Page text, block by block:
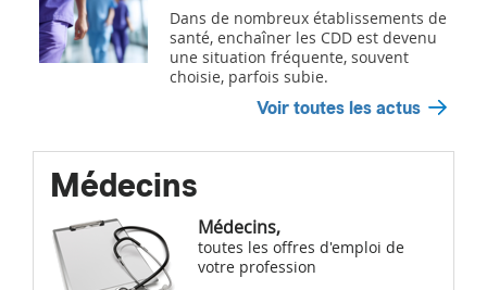
Dans de nombreux établissements de
santé, enchaîner les CDD est devenu
une situation fréquente, souvent
choisie, parfois subie.
Voir toutes les actus
Médecins
Médecins,
toutes les offres d'emploi de
votre profession